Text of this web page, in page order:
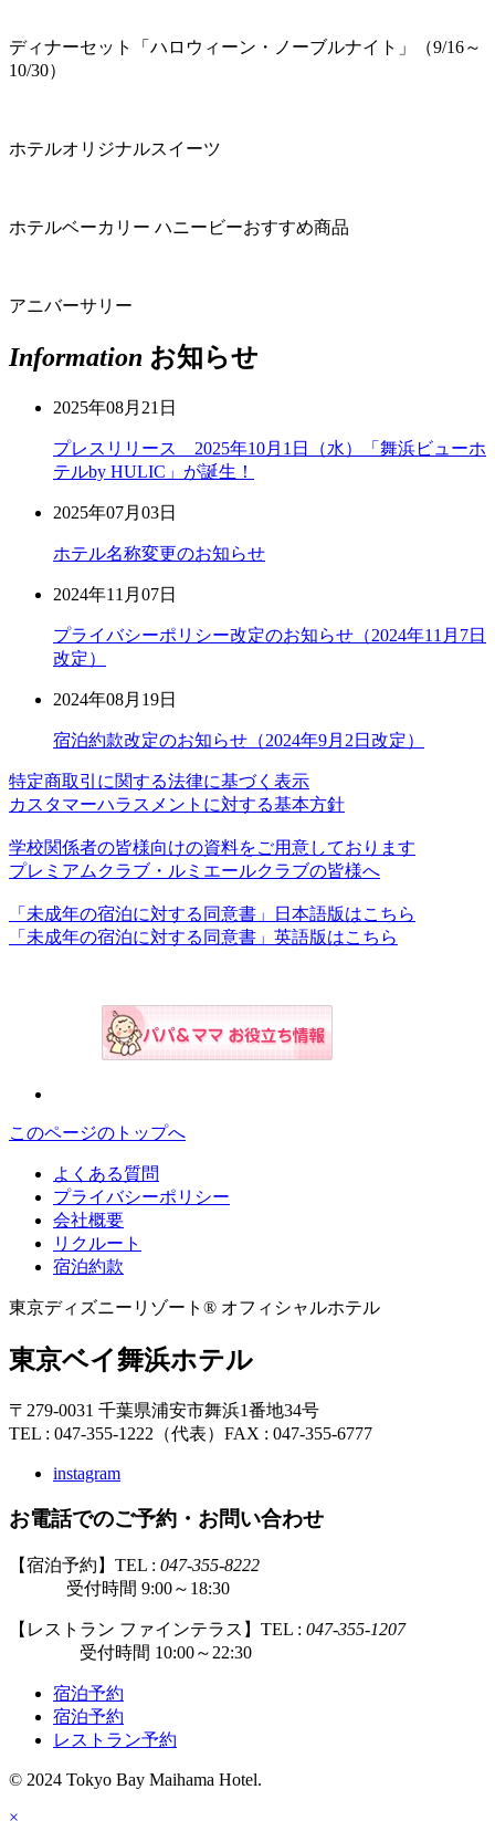
ディナーセット「ハロウィーン・ノーブルナイト」（9/16～
10/30）
ホテルオリジナルスイーツ
ホテルベーカリー ハニービーおすすめ商品
アニバーサリー
Information お知らせ
2025年08月21日
プレスリリース 2025年10月1日（水）「舞浜ビューホ
テルby HULIC」が誕生！
2025年07月03日
ホテル名称変更のお知らせ
2024年11月07日
プライバシーポリシー改定のお知らせ（2024年11月7日
改定）
2024年08月19日
宿泊約款改定のお知らせ（2024年9月2日改定）
特定商取引に関する法律に基づく表示
カスタマーハラスメントに対する基本方針
学校関係者の皆様向けの資料をご用意しております
プレミアムクラブ・ルミエールクラブの皆様へ
「未成年の宿泊に対する同意書」日本語版はこちら
「未成年の宿泊に対する同意書」英語版はこちら
このページのトップへ
よくある質問
プライバシーポリシー
会社概要
リクルート
宿泊約款
東京ディズニーリゾート® オフィシャルホテル
東京ベイ舞浜ホテル
〒279-0031 千葉県浦安市舞浜1番地34号
TEL : 047-355-1222（代表） FAX : 047-355-6777
instagram
お電話でのご予約・お問い合わせ
【宿泊予約】TEL : 047-355-8222
受付時間 9:00～18:30
【レストラン ファインテラス】TEL : 047-355-1207
受付時間 10:00～22:30
宿泊予約
宿泊予約
レストラン予約
© 2024 Tokyo Bay Maihama Hotel.
×